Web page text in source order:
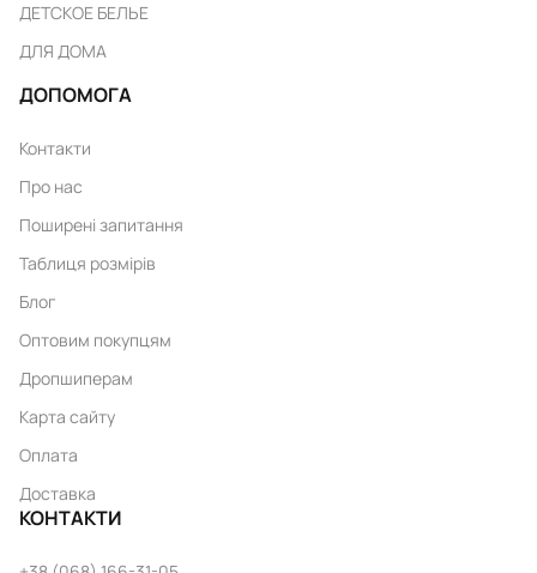
ДЕТСКОЕ БЕЛЬЕ
ДЛЯ ДОМА
ДОПОМОГА
Контакти
Про нас
Поширені запитання
Таблиця розмірів
Блог
Оптовим покупцям
Дропшиперам
Карта сайту
Оплата
Доставка
КОНТАКТИ